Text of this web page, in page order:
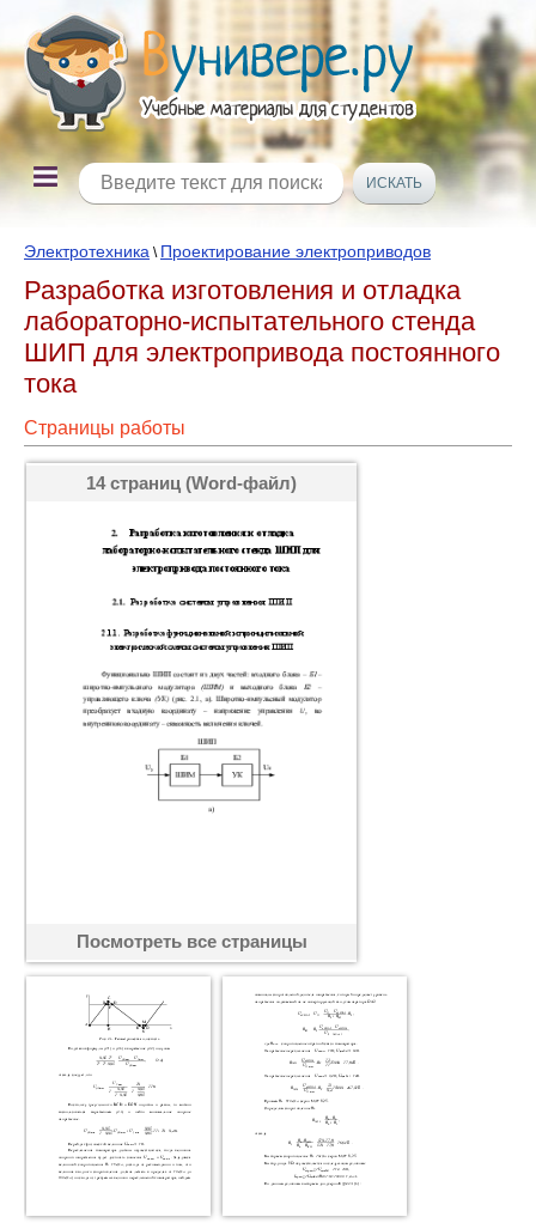
Электротехника \ Проектирование электроприводов
Разработка изготовления и отладка
лабораторно-испытательного стенда
ШИП для электропривода постоянного
тока
Страницы работы
14 страниц (Word-файл)
Посмотреть все страницы